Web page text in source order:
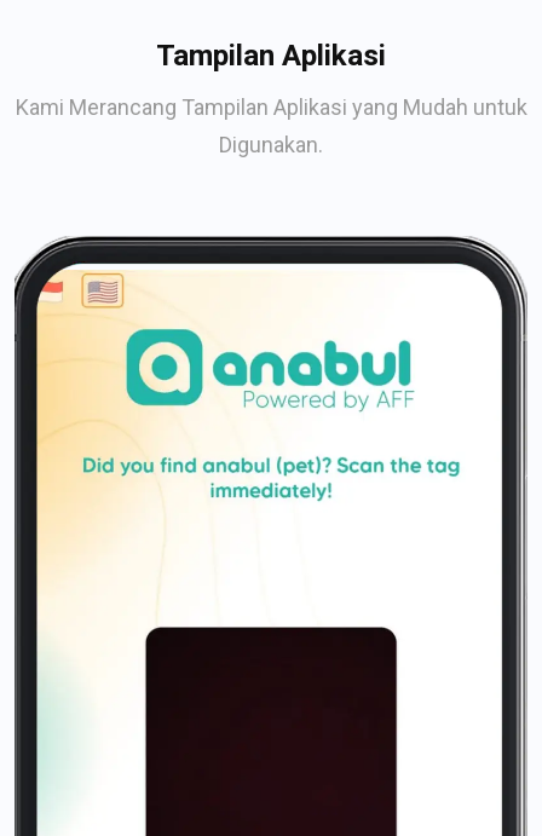
Tampilan Aplikasi
Kami Merancang Tampilan Aplikasi yang Mudah untuk
Digunakan.